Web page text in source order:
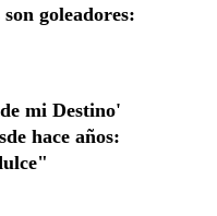
goleadores:
mi Destino'
hace años: